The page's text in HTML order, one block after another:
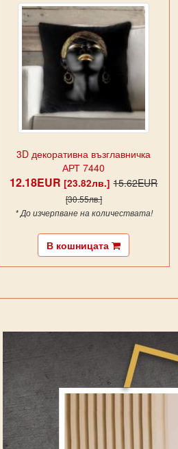
3D декоративна възглавничка
АРТ 7440
12.18EUR[23.82лв.] 15.62EUR
[30.55лв.]
* До изчерпване на количествата!
В кошницата